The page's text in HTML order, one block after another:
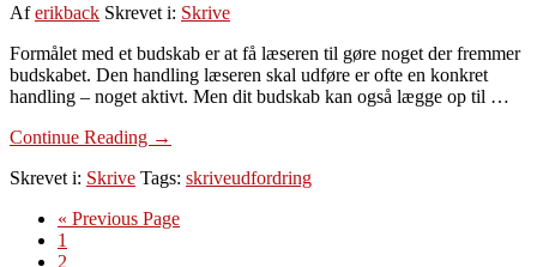
Aferikback Skrevet i: Skrive
Formålet med et budskab er at få læseren til gøre noget der fremmer
budskabet. Den handling læseren skal udføre er ofte en konkret
handling – noget aktivt. Men dit budskab kan også lægge op til …
Continue Reading om
7:
handling
→
Skrevet i: Skrive Tags: skriveudfordring
« Go
Previous Page
Side
1
Side
2